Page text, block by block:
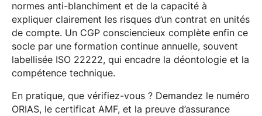
normes anti-blanchiment et de la capacité à
expliquer clairement les risques d’un contrat en unités
de compte. Un CGP consciencieux complète enfin ce
socle par une formation continue annuelle, souvent
labellisée ISO 22222, qui encadre la déontologie et la
compétence technique.
En pratique, que vérifiez-vous ? Demandez le numéro
ORIAS, le certificat AMF, et la preuve d’assurance